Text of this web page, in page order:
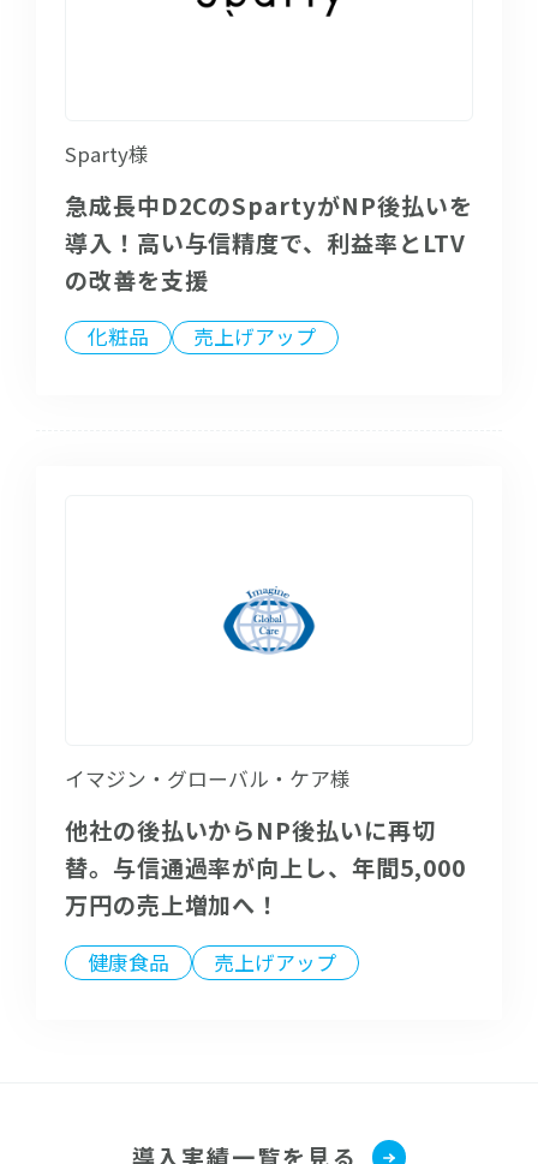
Sparty様
急成長中D2CのSpartyがNP後払いを
導入！高い与信精度で、利益率とLTV
の改善を支援
化粧品 売上げアップ
イマジン・グローバル・ケア様
他社の後払いからNP後払いに再切
替。与信通過率が向上し、年間5,000
万円の売上増加へ！
健康食品 売上げアップ
導入実績一覧を見る